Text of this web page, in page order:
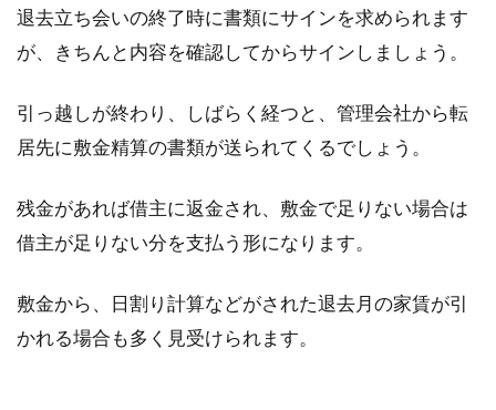
退去立ち会いの終了時に書類にサインを求められます
が、きちんと内容を確認してからサインしましょう。
引っ越しが終わり、しばらく経つと、管理会社から転
居先に敷金精算の書類が送られてくるでしょう。
残金があれば借主に返金され、敷金で足りない場合は
借主が足りない分を支払う形になります。
敷金から、日割り計算などがされた退去月の家賃が引
かれる場合も多く見受けられます。